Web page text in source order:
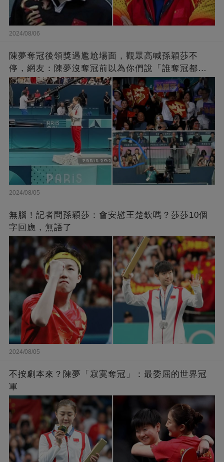
2024/08/06
陳夢奪冠後領獎遇尷尬場面，觀眾高喊孫穎莎不
停，網友：陳夢沒奪冠前以為你們說「誰奪冠都一
樣」是真的
2024/08/05
無腦！記者問孫穎莎：會安慰王楚欽嗎？莎莎10個
字回應，無語了
2024/08/05
不按劇本來？陳夢「寂寞奪冠」：最委屈的世界冠
軍